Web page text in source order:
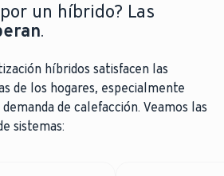
un híbrido? Las
.
híbridos satisfacen las
de los hogares, especialmente
de calefacción. Veamos las
sistemas: